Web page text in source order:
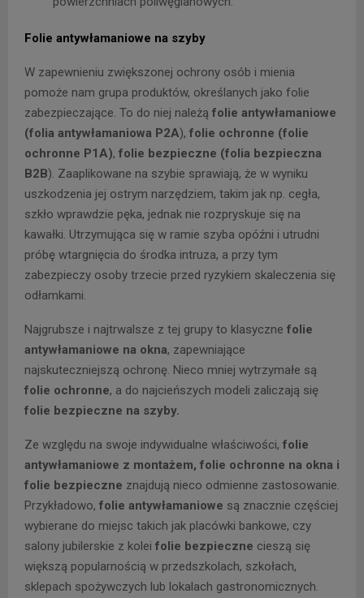
Folie antywłamaniowe na szyby
W zapewnieniu zwiększonej ochrony osób i mienia
pomoże nam grupa produktów, określanych jako folie
zabezpieczające. To do niej należą folie antywłamaniowe
(folia antywłamaniowa P2A), folie ochronne (folie
ochronne P1A), folie bezpieczne (folia bezpieczna
B2B). Zaaplikowane na szybie sprawiają, że w wyniku
uszkodzenia jej ostrym narzędziem, takim jak np. cegła,
szkło wprawdzie pęka, jednak nie rozpryskuje się na
kawałki. Utrzymująca się w ramie szyba opóźni i utrudni
próbę wtargnięcia do środka intruza, a przy tym
zabezpieczy osoby trzecie przed ryzykiem skaleczenia się
odłamkami.
Najgrubsze i najtrwalsze z tej grupy to klasyczne folie
antywłamaniowe na okna, zapewniające
najskuteczniejszą ochronę. Nieco mniej wytrzymałe są
folie ochronne, a do najcieńszych modeli zaliczają się
folie bezpieczne na szyby.
Ze względu na swoje indywidualne właściwości, folie
antywłamaniowe z montażem, folie ochronne na okna i
folie bezpieczne znajdują nieco odmienne zastosowanie.
Przykładowo, folie antywłamaniowe są znacznie częściej
wybierane do miejsc takich jak placówki bankowe, czy
salony jubilerskie z kolei folie bezpieczne cieszą się
większą popularnością w przedszkolach, szkołach,
sklepach spożywczych lub lokalach gastronomicznych.